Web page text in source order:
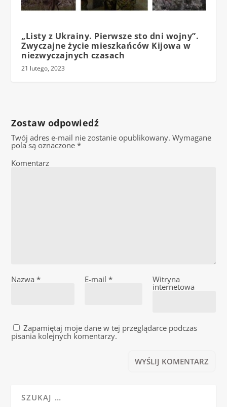
„Listy z Ukrainy. Pierwsze sto dni wojny”.
Zwyczajne życie mieszkańców Kijowa w
niezwyczajnych czasach
21 lutego, 2023
Zostaw odpowiedź
Twój adres e-mail nie zostanie opublikowany. Wymagane
pola są oznaczone*
Komentarz
Nazwa* E-mail * Witryna
internetowa
Zapamiętaj moje dane w tej przeglądarce podczas
pisania kolejnych komentarzy.